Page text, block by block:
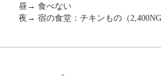
昼→ 食べない
夜→ 宿の食堂：チキンもの（